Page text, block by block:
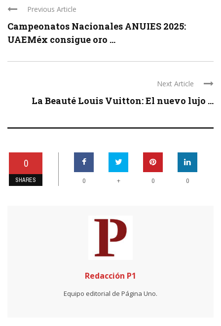
Previous Article
Campeonatos Nacionales ANUIES 2025:
UAEMéx consigue oro ...
Next Article
La Beauté Louis Vuitton: El nuevo lujo ...
0
SHARES 0 + 0 0
Redacción P1
Equipo editorial de Página Uno.